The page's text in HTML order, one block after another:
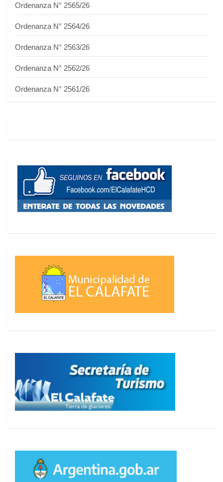
Ordenanza N° 2565/26
Ordenanza N° 2564/26
Ordenanza N° 2563/26
Ordenanza N° 2562/26
Ordenanza N° 2561/26